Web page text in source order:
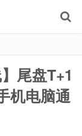
尾盘T+1
机电脑通